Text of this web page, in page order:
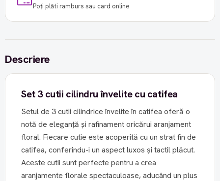
Poți plăti ramburs sau card online
Descriere
Set 3 cutii cilindru învelite cu catifea
Setul de 3 cutii cilindrice învelite în catifea oferă o
notă de eleganță și rafinament oricărui aranjament
floral. Fiecare cutie este acoperită cu un strat fin de
catifea, conferindu-i un aspect luxos și tactil plăcut.
Aceste cutii sunt perfecte pentru a crea
aranjamente florale spectaculoase, aducând un plus